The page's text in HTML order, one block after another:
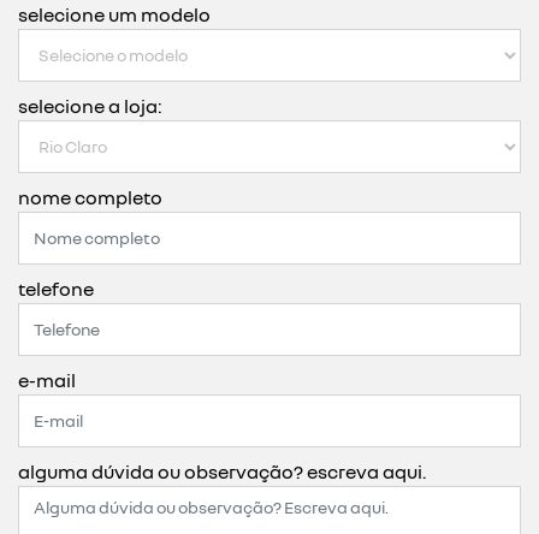
selecione um modelo
selecione a loja:
nome completo
telefone
e-mail
alguma dúvida ou observação? escreva aqui.